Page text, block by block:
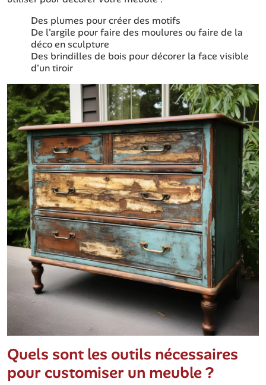
Des plumes pour créer des motifs
De l'argile pour faire des moulures ou faire de la
déco en sculpture
Des brindilles de bois pour décorer la face visible
d'un tiroir
Quels sont les outils nécessaires
pour customiser un meuble ?